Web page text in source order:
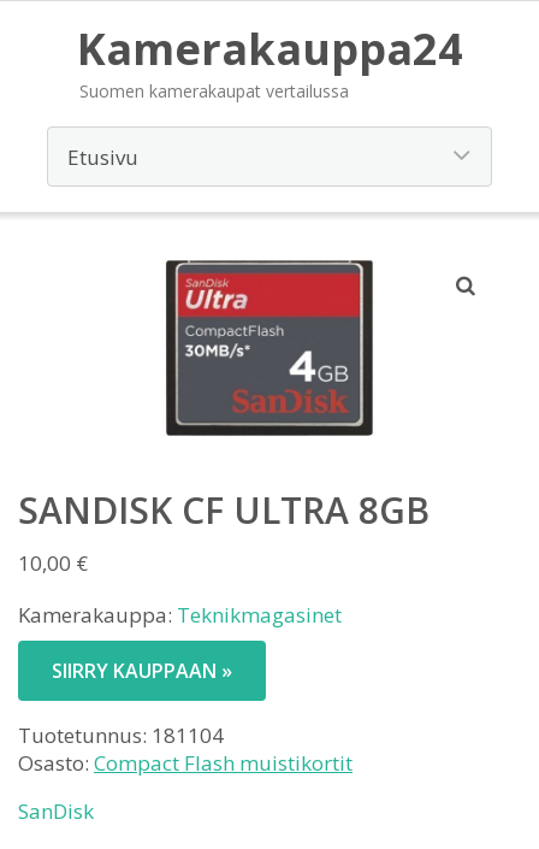
Kamerakauppa24
Suomen kamerakaupat vertailussa
SANDISK CF ULTRA 8GB
10,00 €
Kamerakauppa: Teknikmagasinet
SIIRRY KAUPPAAN »
Tuotetunnus: 181104
Osasto: Compact Flash muistikortit
SanDisk